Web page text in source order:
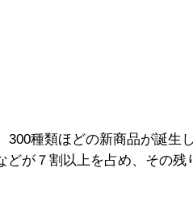
300種類ほどの新商品が誕生
どが７割以上を占め、その残